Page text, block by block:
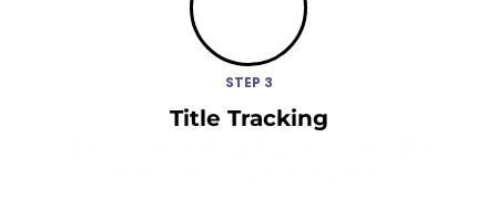
STEP 3
Title Tracking